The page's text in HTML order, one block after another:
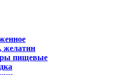
желатин
пищевые